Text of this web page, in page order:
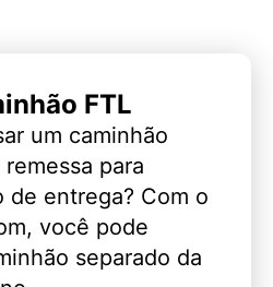
FTL
um caminhão
para
de entrega? Com o
você pode
separado da